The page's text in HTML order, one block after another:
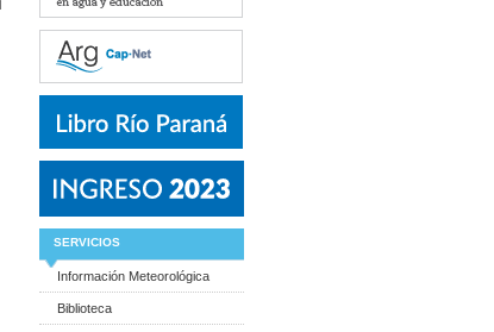
SERVICIOS
Información Meteorológica
Biblioteca